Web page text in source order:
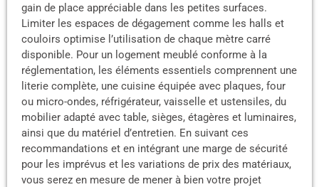
gain de place appréciable dans les petites surfaces.
Limiter les espaces de dégagement comme les halls et
couloirs optimise l’utilisation de chaque mètre carré
disponible. Pour un logement meublé conforme à la
réglementation, les éléments essentiels comprennent une
literie complète, une cuisine équipée avec plaques, four
ou micro-ondes, réfrigérateur, vaisselle et ustensiles, du
mobilier adapté avec table, sièges, étagères et luminaires,
ainsi que du matériel d’entretien. En suivant ces
recommandations et en intégrant une marge de sécurité
pour les imprévus et les variations de prix des matériaux,
vous serez en mesure de mener à bien votre projet